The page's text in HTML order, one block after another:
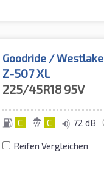
Goodride / Westlake
Z-507 XL
225/45R18 95V
C C 72 dB
Reifen Vergleichen